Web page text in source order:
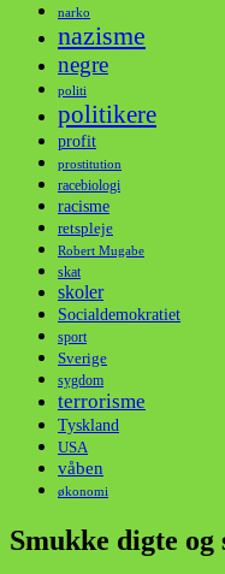
narko
nazisme
negre
politi
politikere
profit
prostitution
racebiologi
racisme
retspleje
Robert Mugabe
skat
skoler
Socialdemokratiet
sport
Sverige
sygdom
terrorisme
Tyskland
USA
våben
økonomi
Smukke digte